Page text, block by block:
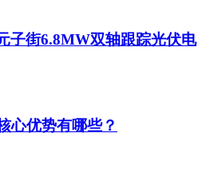
子街6.8MW双轴跟踪光伏电
心优势有哪些？